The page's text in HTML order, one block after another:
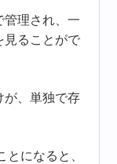
管理され、一
見ることがで
が、単独で存
になると、